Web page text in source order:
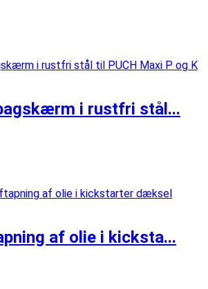
i rustfri stål...
af olie i kicksta...